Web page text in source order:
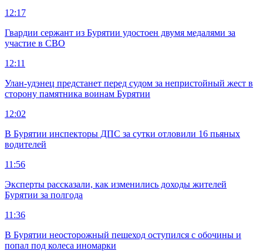
12:17
Гвардии сержант из Бурятии удостоен двумя медалями за
участие в СВО
12:11
Улан-удэнец предстанет перед судом за непристойный жест в
сторону памятника воинам Бурятии
12:02
В Бурятии инспекторы ДПС за сутки отловили 16 пьяных
водителей
11:56
Эксперты рассказали, как изменились доходы жителей
Бурятии за полгода
11:36
В Бурятии неосторожный пешеход оступился с обочины и
попал под колеса иномарки